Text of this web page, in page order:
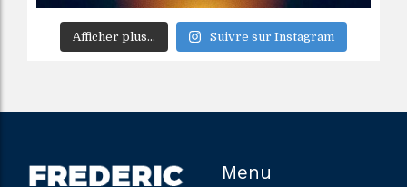
Afficher plus... Suivre sur Instagram
Menu